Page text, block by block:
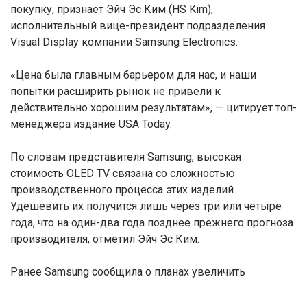
покупку, признает Эйч Эс Ким (HS Kim),
исполнительный вице-президент подразделения
Visual Display компании Samsung Electronics.
«Цена была главным барьером для нас, и наши
попытки расширить рынок не привели к
действительно хорошим результатам», — цитирует топ-
менеджера издание USA Today.
По словам представителя Samsung, высокая
стоимость OLED TV связана со сложностью
производственного процесса этих изделий.
Удешевить их получится лишь через три или четыре
года, что на один-два года позднее прежнего прогноза
производителя, отметил Эйч Эс Ким.
Ранее Samsung сообщила о планах увеличить